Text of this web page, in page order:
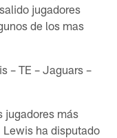
jugadores
de los mas
– TE – Jaguars –
jugadores más
ha disputado